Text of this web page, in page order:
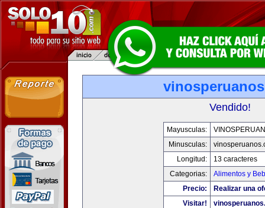
Vendido!
Mayusculas:
Minusculas:
Longitud:
13 caracteres
Categorias:
Alimentos y
Precio:
Realizar una
Visitar!